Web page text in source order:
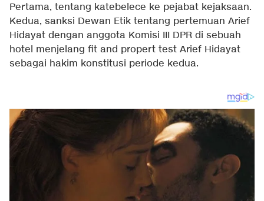
Pertama, tentang katebelece ke pejabat kejaksaan.
Kedua, sanksi Dewan Etik tentang pertemuan Arief
Hidayat dengan anggota Komisi III DPR di sebuah
hotel menjelang fit and propert test Arief Hidayat
sebagai hakim konstitusi periode kedua.